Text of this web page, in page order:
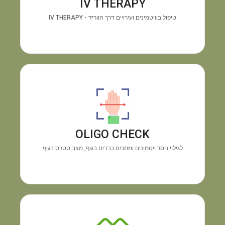
IV THERAPY
טיפול בוויטמינים ועירויים דרך הווריד - IV THERAPY
האנרגיה ושיפור החיוניות תוך זמן קצר.
OLIGO CHECK
לגילוי חסר ויטמינים ומתכים כבדים בגוף, מצב סטרס בגוף
בדיקה טכנולוגית מיידית דרך כף היד.
חוסרים בוויטמינים ומינרלים והצטברות מתכות רעילות,
ללא צורך בבדיקת דם.